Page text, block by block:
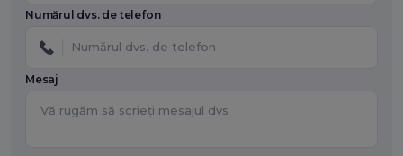
Numărul dvs. de telefon
Mesaj